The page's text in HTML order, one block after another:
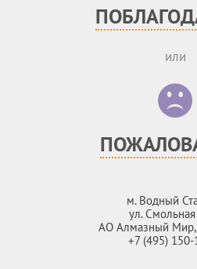
или
м. Водный
ул.
АО Алмазный Мир,
+7 (495) 150-